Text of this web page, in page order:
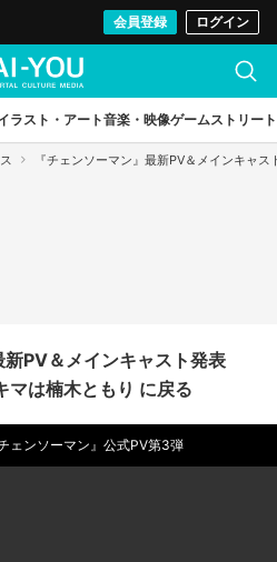
会員登録 ログイン
ラスト・アート音楽・映像ゲームストリート
『チェンソーマン』最新PV＆メインキャ
新PV＆メインキャスト発表
マは楠木ともり に戻る
ェンソーマン』公式PV第3弾